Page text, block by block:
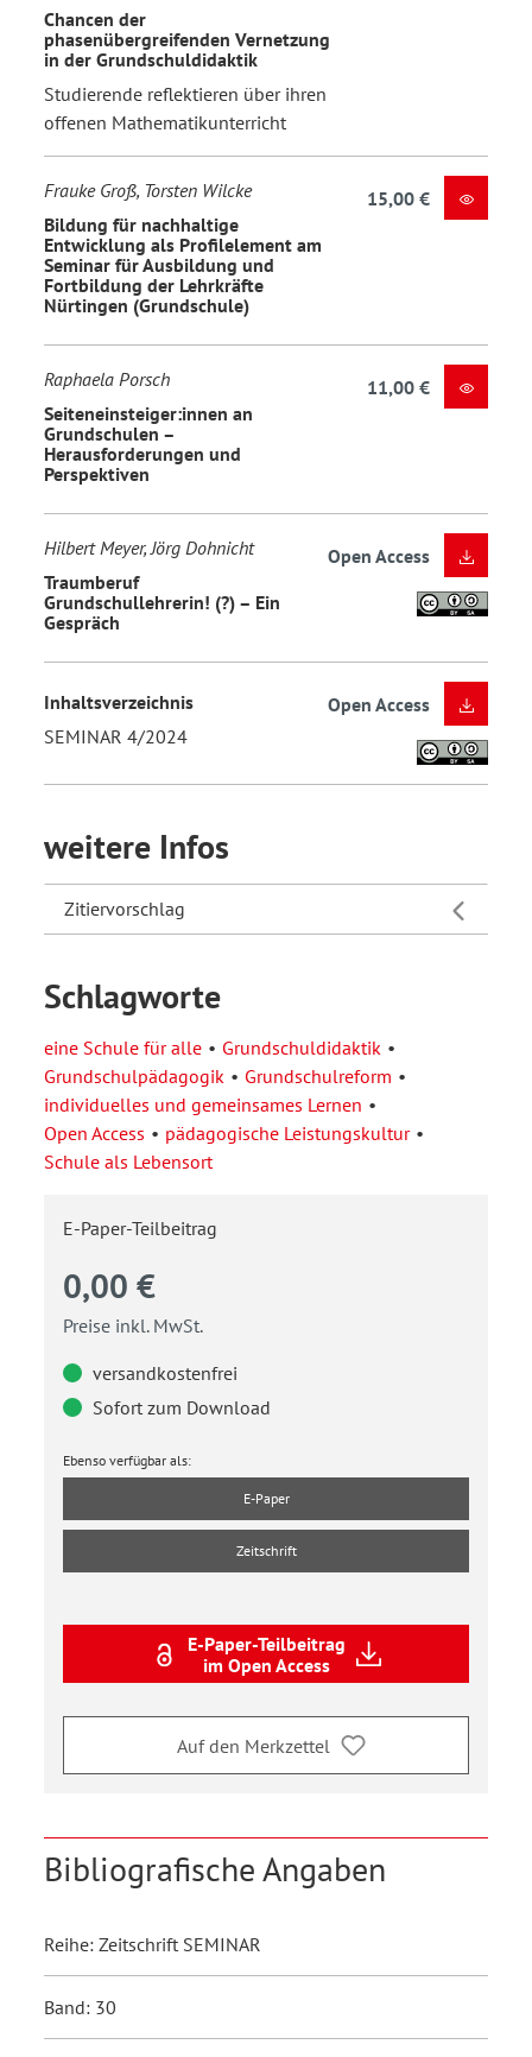
Chancen der
phasenübergreifenden Vernetzung
in der Grundschuldidaktik
Studierende reflektieren über ihren
offenen Mathematikunterricht
Frauke Groß, Torsten Wilcke
Bildung für nachhaltige
Entwicklung als Profilelement am
Seminar für Ausbildung und
Fortbildung der Lehrkräfte
Nürtingen (Grundschule)
15,00 €
Raphaela Porsch
Seiteneinsteiger:innen an
Grundschulen –
Herausforderungen und
Perspektiven
11,00 €
Hilbert Meyer, Jörg Dohnicht
Traumberuf
Grundschullehrerin! (?) – Ein
Gespräch
Open Access
Inhaltsverzeichnis
SEMINAR 4/2024
Open Access
weitere Infos
Zitiervorschlag
Schlagworte
eine Schule für alle
Grundschuldidaktik
Grundschulpädagogik
Grundschulreform
individuelles und gemeinsames Lernen
Open Access
pädagogische Leistungskultur
Schule als Lebensort
E-Paper-Teilbeitrag
0,00 €
Preise inkl. MwSt.
versandkostenfrei
Sofort zum Download
Ebenso verfügbar als:
E-Paper
Zeitschrift
E-Paper-Teilbeitrag
im Open Access
Auf den Merkzettel
Bibliografische Angaben
Reihe: Zeitschrift SEMINAR
Band: 30